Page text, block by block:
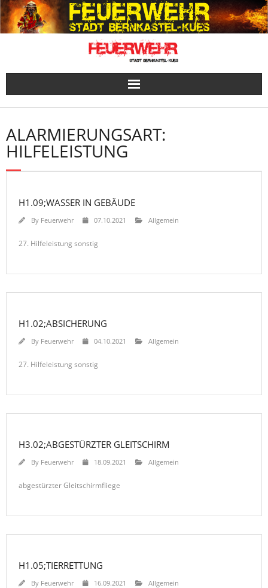
Skip
to
content
ALARMIERUNGSART:
HILFELEISTUNG
H1.09;WASSER IN GEBÄUDE
By Feuerwehr 07.10.2021 Allgemein
27. Hilfeleistung sonstig
H1.02;ABSICHERUNG
By Feuerwehr 04.10.2021 Allgemein
27. Hilfeleistung sonstig
H3.02;ABGESTÜRZTER GLEITSCHIRM
By Feuerwehr 18.09.2021 Allgemein
abgestürzter Gleitschirmfliege
H1.05;TIERRETTUNG
By Feuerwehr 16.09.2021 Allgemein